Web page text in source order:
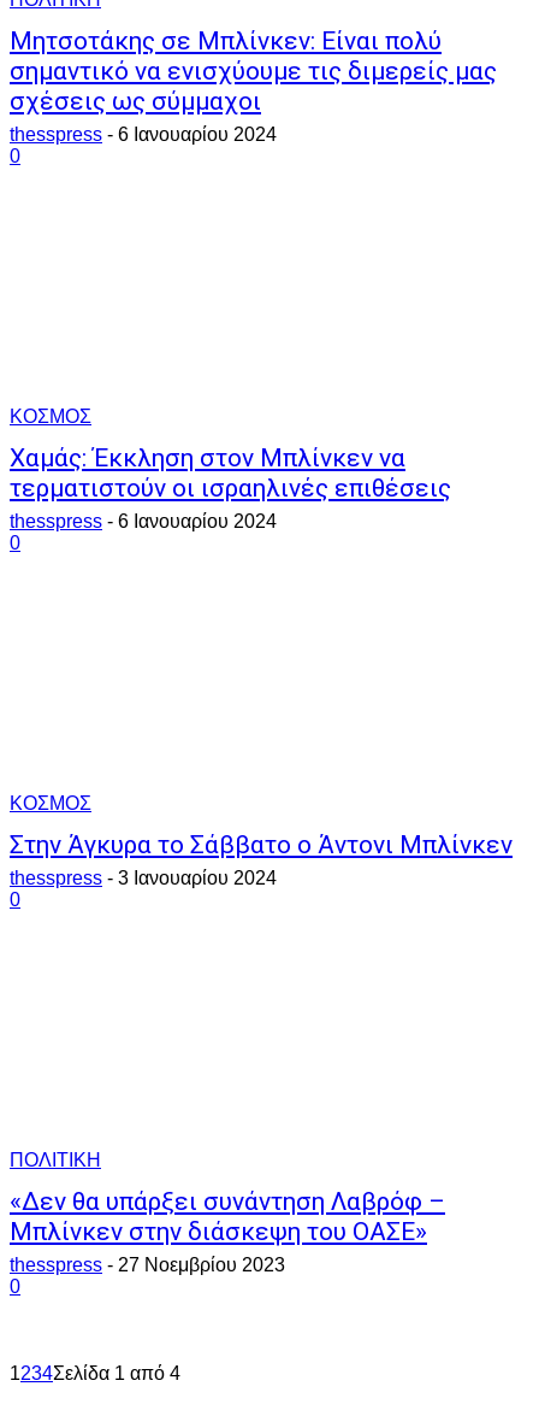
Μητσοτάκης σε Μπλίνκεν: Είναι πολύ
σημαντικό να ενισχύουμε τις διμερείς μας
σχέσεις ως σύμμαχοι
thesspress - 6 Ιανουαρίου 2024
0
ΚΟΣΜΟΣ
Χαμάς: Έκκληση στον Μπλίνκεν να
τερματιστούν οι ισραηλινές επιθέσεις
thesspress - 6 Ιανουαρίου 2024
0
ΚΟΣΜΟΣ
Στην Άγκυρα το Σάββατο ο Άντονι Μπλίνκεν
thesspress - 3 Ιανουαρίου 2024
0
ΠΟΛΙΤΙΚΗ
«Δεν θα υπάρξει συνάντηση Λαβρόφ –
Μπλίνκεν στην διάσκεψη του ΟΑΣΕ»
thesspress - 27 Νοεμβρίου 2023
0
1234Σελίδα 1 από 4